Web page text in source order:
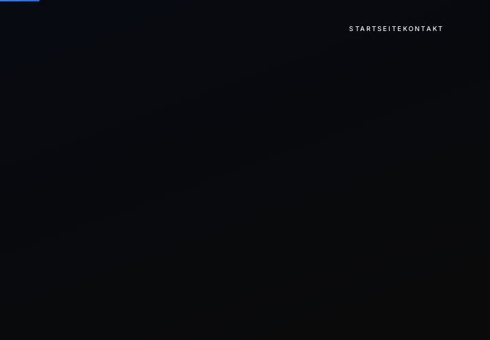
STARTSEITEKONTAKT